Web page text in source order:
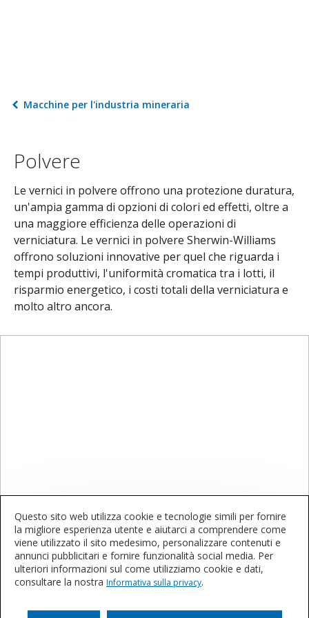
Macchine per l'industria mineraria
Polvere
Le vernici in polvere offrono una protezione duratura,
un'ampia gamma di opzioni di colori ed effetti, oltre a
una maggiore efficienza delle operazioni di
verniciatura. Le vernici in polvere Sherwin-Williams
offrono soluzioni innovative per quel che riguarda i
tempi produttivi, l'uniformità cromatica tra i lotti, il
risparmio energetico, i costi totali della verniciatura e
molto altro ancora.
Contattateci
Volete saperne di più o acquistare questi
prodotti?
Questo sito web utilizza cookie e tecnologie simili per fornire
la migliore esperienza utente e aiutarci a comprendere come
viene utilizzato il sito medesimo, personalizzare contenuti e
annunci pubblicitari e fornire funzionalità social media. Per
ulteriori informazioni sul come utilizziamo cookie e dati,
consultare la nostra Informativa sulla privacy.